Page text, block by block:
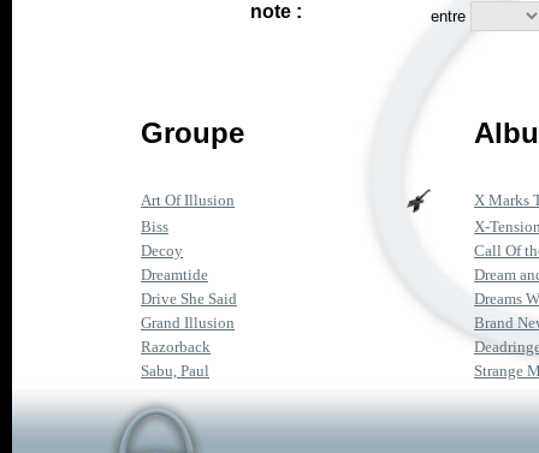
note : entre
Groupe
Art Of Illusion
X Marks
Biss
X-
Decoy
Call Of
Dreamtide
Dream
Drive She Said
Dreams
Grand Illusion
Brand
Razorback
Sabu, Paul
Strange